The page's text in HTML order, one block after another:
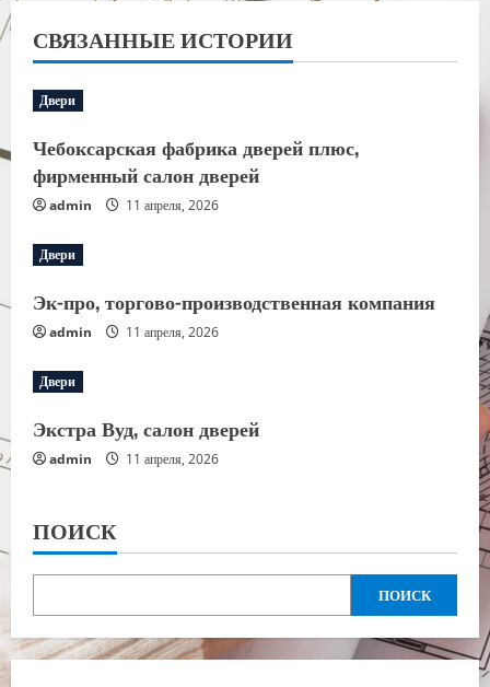
СВЯЗАННЫЕ ИСТОРИИ
Двери
Чебоксарская фабрика дверей плюс,
фирменный салон дверей
admin 11 апреля, 2026
Двери
Эк-про, торгово-производственная компания
admin 11 апреля, 2026
Двери
Экстра Вуд, салон дверей
admin 11 апреля, 2026
ПОИСК
ПОИСК